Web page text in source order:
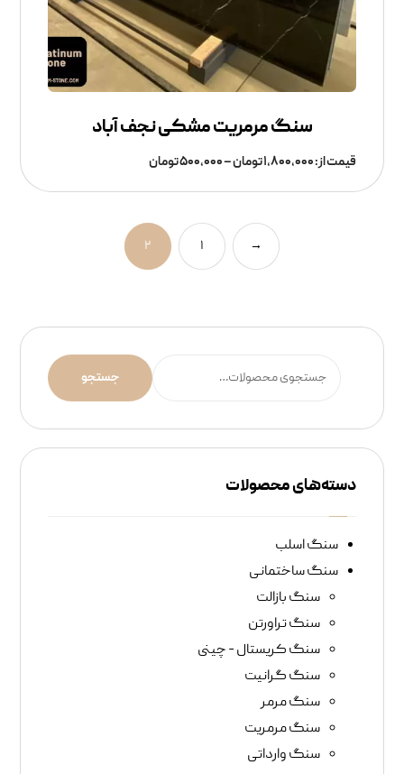
سنگ مرمریت مشکی نجف آباد
قیمت از:۱,۸۰۰,۰۰۰تومان–۵۰۰,۰۰۰تومان
→ ۱ ۲
جستجو
دسته‌های محصولات
سنگ اسلب
سنگ‌ ساختمانی
سنگ بازالت
سنگ تراورتن
سنگ کریستال - چینی
سنگ گرانیت
سنگ مرمر
سنگ مرمریت
سنگ وارداتی